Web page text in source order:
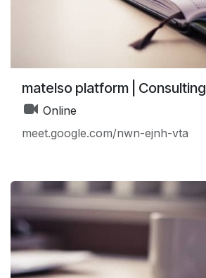
matelso platform | Consulting
Online
meet.google.com/nwn-ejnh-vta